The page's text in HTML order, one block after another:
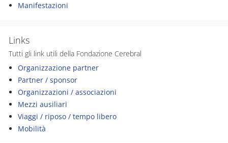
Manifestazioni
Links
Tutti gli link utili della Fondazione Cerebral
Organizzazione partner
Partner / sponsor
Organizzazioni / associazioni
Mezzi ausiliari
Viaggi / riposo / tempo libero
Mobilità